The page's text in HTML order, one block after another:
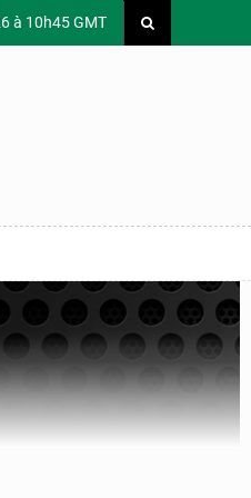
à 10h45 GMT